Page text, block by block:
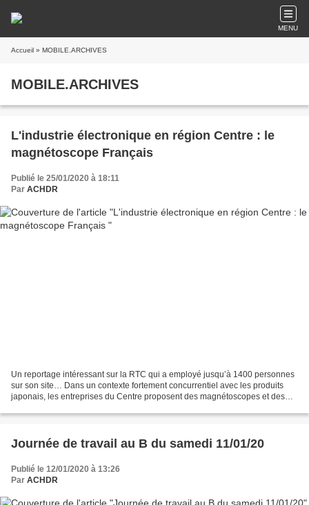
MENU
Accueil » MOBILE.ARCHIVES
MOBILE.ARCHIVES
L'industrie électronique en région Centre : le
magnétoscope Français
Publié le 25/01/2020 à 18:11
Par ACHDR
Un reportage intéressant sur la RTC qui a employé jusqu’à 1400 personnes
sur son site… Dans un contexte fortement concurrentiel avec les produits
japonais, les entreprises du Centre proposent des magnétoscopes et des
Journée de travail au B du samedi 11/01/20
Publié le 12/01/2020 à 13:26
Par ACHDR